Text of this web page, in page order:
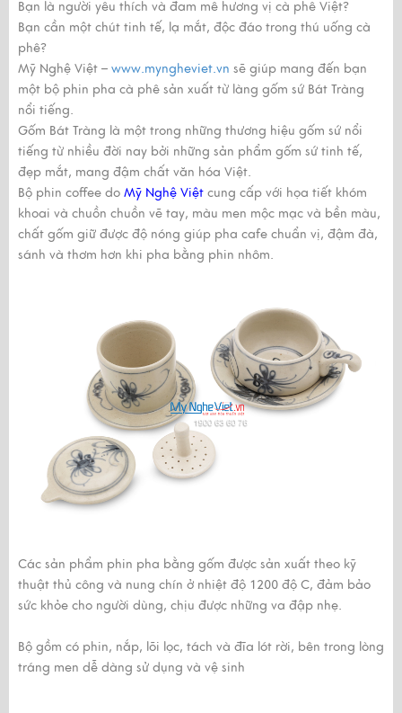
Bạn là người yêu thích và đam mê hương vị cà phê Việt?
Bạn cần một chút tinh tế, lạ mắt, độc đáo trong thú uống cà
phê?
Mỹ Nghệ Việt – www.myngheviet.vn sẽ giúp mang đến bạn
một bộ phin pha cà phê sản xuất từ làng gốm sứ Bát Tràng
nổi tiếng.
Gốm Bát Tràng là một trong những thương hiệu gốm sứ nổi
tiếng từ nhiều đời nay bởi những sản phẩm gốm sứ tinh tế,
đẹp mắt, mang đậm chất văn hóa Việt.
Bộ phin coffee do Mỹ Nghệ Việt cung cấp với họa tiết khóm
khoai và chuồn chuồn vẽ tay, màu men mộc mạc và bền màu,
chất gốm giữ được độ nóng giúp pha cafe chuẩn vị, đậm đà,
sánh và thơm hơn khi pha bằng phin nhôm.
Các sản phẩm phin pha bằng gốm được sản xuất theo kỹ
thuật thủ công và nung chín ở nhiệt độ 1200 độ C, đảm bảo
sức khỏe cho người dùng, chịu được những va đập nhẹ.
Bộ gồm có phin, nắp, lõi lọc, tách và đĩa lót rời, bên trong lòng
tráng men dễ dàng sử dụng và vệ sinh